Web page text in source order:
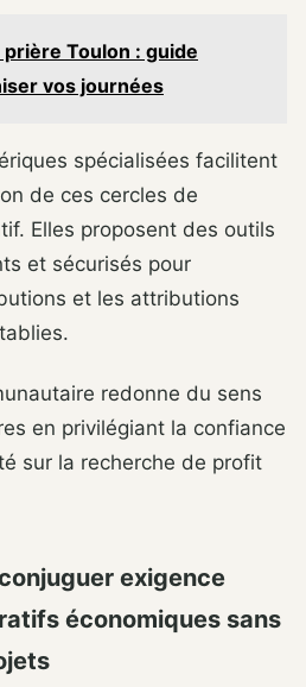
prière Toulon : guide
vos journées
spécialisées facilitent
de ces cercles de
Elles proposent des outils
et sécurisés pour
et les attributions
redonne du sens
en privilégiant la confiance
sur la recherche de profit
exigence
économiques sans